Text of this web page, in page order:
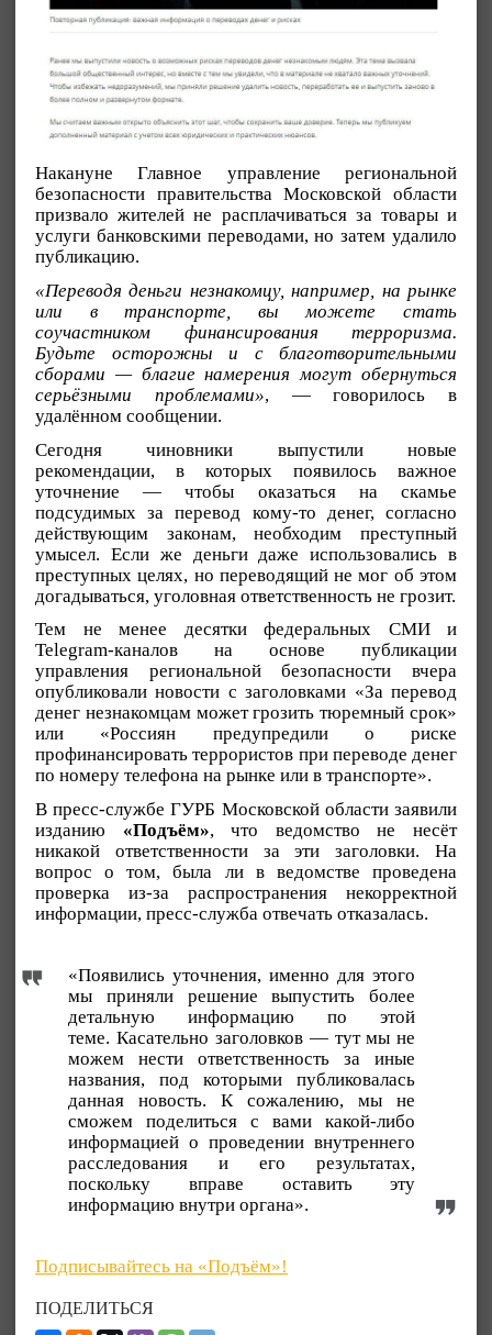
Накануне Главное управление региональной
безопасности правительства Московской области
призвало жителей не расплачиваться за товары и
услуги банковскими переводами, но затем удалило
публикацию.
«Переводя деньги незнакомцу, например, на рынке
или в транспорте, вы можете стать
соучастником финансирования терроризма.
Будьте осторожны и с благотворительными
сборами — благие намерения могут обернуться
серьёзными проблемами», — говорилось в
удалённом сообщении.
Сегодня чиновники выпустили новые
рекомендации, в которых появилось важное
уточнение — чтобы оказаться на скамье
подсудимых за перевод кому-то денег, согласно
действующим законам, необходим преступный
умысел. Если же деньги даже использовались в
преступных целях, но переводящий не мог об этом
догадываться, уголовная ответственность не грозит.
Тем не менее десятки федеральных СМИ и
Telegram-каналов на основе публикации
управления региональной безопасности вчера
опубликовали новости с заголовками «За перевод
денег незнакомцам может грозить тюремный срок»
или «Россиян предупредили о риске
профинансировать террористов при переводе денег
по номеру телефона на рынке или в транспорте».
В пресс-службе ГУРБ Московской области заявили
изданию «Подъём», что ведомство не несёт
никакой ответственности за эти заголовки. На
вопрос о том, была ли в ведомстве проведена
проверка из-за распространения некорректной
информации, пресс-служба отвечать отказалась.
«Появились уточнения, именно для этого
мы приняли решение выпустить более
детальную информацию по этой
теме. Касательно заголовков — тут мы не
можем нести ответственность за иные
названия, под которыми публиковалась
данная новость. К сожалению, мы не
сможем поделиться с вами какой-либо
информацией о проведении внутреннего
расследования и его результатах,
поскольку вправе оставить эту
информацию внутри органа».
Подписывайтесь на «Подъём»!
ПОДЕЛИТЬСЯ